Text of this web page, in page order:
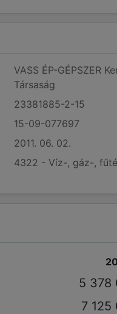
VASS ÉP-GÉPSZER
Társaság
23381885-2-15
15-09-077697
2011. 06. 02.
4322 - Víz-, gáz-,
5 378
7 125